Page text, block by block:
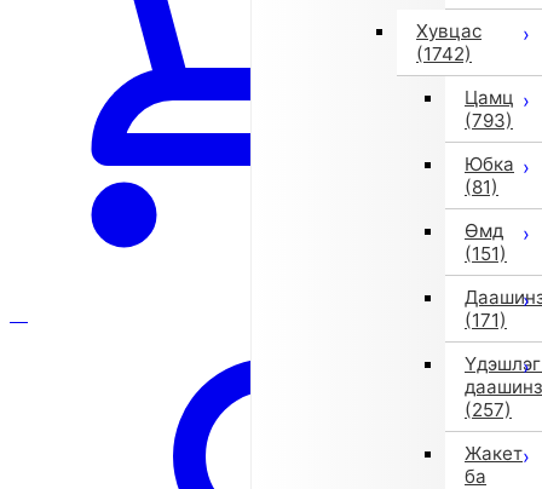
Хувцас
(1742)
Цамц
(793)
Юбка
(81)
Өмд
(151)
(171)
даашинз
(257)
Жакет
ба